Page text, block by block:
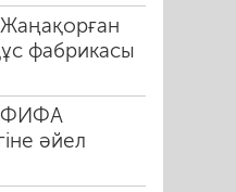
Жаңақорған
фабрикасы
ФИФА
әйел